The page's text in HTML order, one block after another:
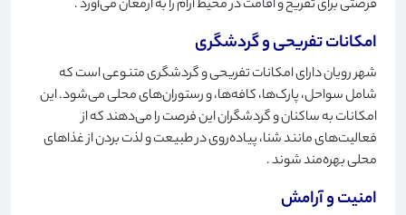
فرصتی برای تفریح ​​و اقامت در محیط آرام را به ارمغان می‌آورد.
امکانات تفریحی و گردشگری
شهر رویان دارای امکانات تفریحی و گردشگری متنوعی است که
شامل سواحل، پارک‌ها، کافه‌ها، و رستوران‌های محلی می‌شود. این
امکانات به ساکنان و گردشگران این فرصت را می‌دهند که از
فعالیت‌های مانند شنا، پیاده‌روی در طبیعت و لذت بردن از غذاهای
محلی بهره‌مند شوند.
امنیت و آرامش